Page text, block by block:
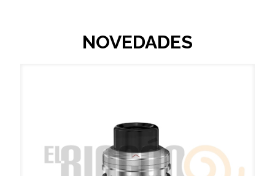
NOVEDADES